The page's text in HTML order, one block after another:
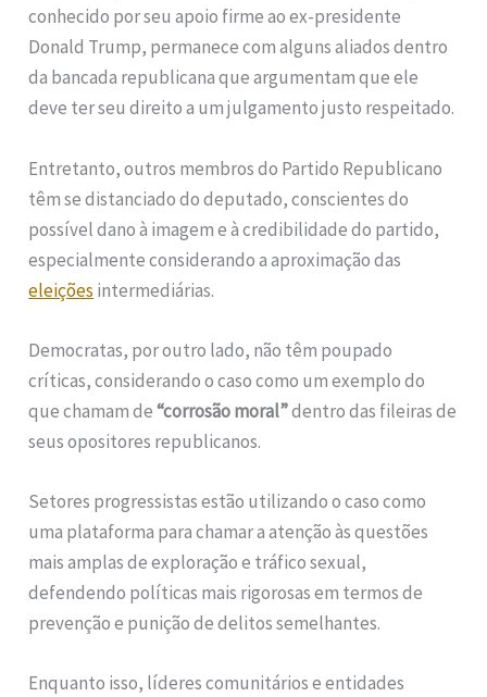
conhecido por seu apoio firme ao ex-presidente
Donald Trump, permanece com alguns aliados dentro
da bancada republicana que argumentam que ele
deve ter seu direito a um julgamento justo respeitado.
Entretanto, outros membros do Partido Republicano
têm se distanciado do deputado, conscientes do
possível dano à imagem e à credibilidade do partido,
especialmente considerando a aproximação das
eleições intermediárias.
Democratas, por outro lado, não têm poupado
críticas, considerando o caso como um exemplo do
que chamam de“corrosão moral”dentro das fileiras de
seus opositores republicanos.
Setores progressistas estão utilizando o caso como
uma plataforma para chamar a atenção às questões
mais amplas de exploração e tráfico sexual,
defendendo políticas mais rigorosas em termos de
prevenção e punição de delitos semelhantes.
Enquanto isso, líderes comunitários e entidades